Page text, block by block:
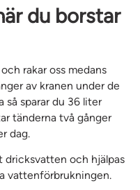
du borstar
rakar oss medans
av kranen under de
så sparar du 36 liter
tänderna två gånger
dag.
dricksvatten och hjälpas
vattenförbrukningen.